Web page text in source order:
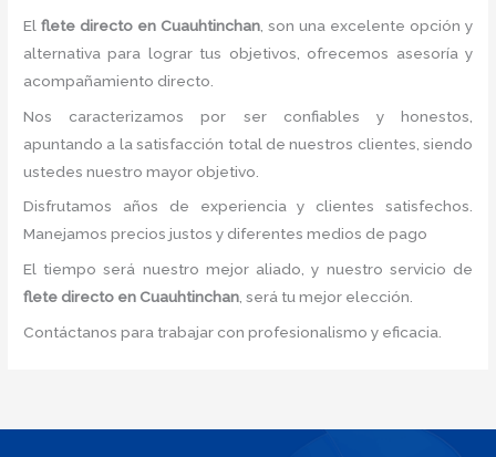
Elflete directo en Cuauhtinchan , son una excelente opción y
alternativa para lograr tus objetivos, ofrecemos asesoría y
acompañamiento directo.
Nos caracterizamos por ser confiables y honestos,
apuntando a la satisfacción total de nuestros clientes, siendo
ustedes nuestro mayor objetivo.
Disfrutamos años de experiencia y clientes satisfechos.
Manejamos precios justos y diferentes medios de pago
El tiempo será nuestro mejor aliado, y nuestro servicio de
flete directo en Cuauhtinchan, será tu mejor elección.
Contáctanos para trabajar con profesionalismo y eficacia.